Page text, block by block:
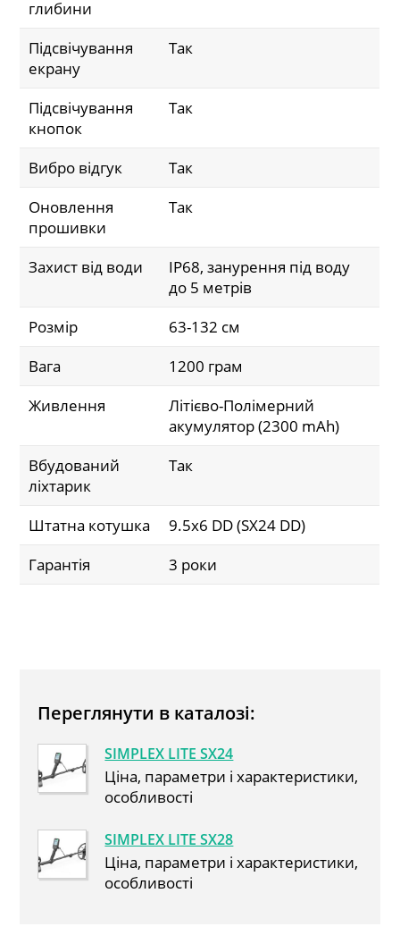
глибини
Підсвічування
екрану
Так
Підсвічування
кнопок
Так
Вибро відгук
Так
Оновлення
прошивки
Так
Захист від води
IP68, занурення під воду
до 5 метрів
Розмір
63-132 см
Вага
1200 грам
Живлення
Літієво-Полімерний
акумулятор (2300 mAh)
Вбудований
ліхтарик
Так
Штатна котушка
9.5x6 DD (SX24 DD)
Гарантія
3 роки
Переглянути в каталозі:
SIMPLEX LITE SX24
Ціна, параметри і характеристики,
особливості
SIMPLEX LITE SX28
Ціна, параметри і характеристики,
особливості